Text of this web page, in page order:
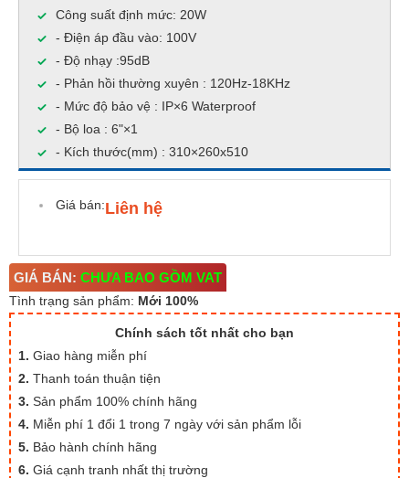
Công suất định mức: 20W
- Điện áp đầu vào: 100V
- Độ nhạy :95dB
- Phản hồi thường xuyên : 120Hz-18KHz
- Mức độ bảo vệ : IP×6 Waterproof
- Bộ loa : 6"×1
- Kích thước(mm) : 310×260x510
Giá bán:Liên hệ
GIÁ BÁN: CHƯA BAO GỒM VAT
Tình trạng sản phẩm: Mới 100%
Chính sách tốt nhất cho bạn
1. Giao hàng miễn phí
2. Thanh toán thuận tiện
3. Sản phẩm 100% chính hãng
4. Miễn phí 1 đổi 1 trong 7 ngày với sản phẩm lỗi
5. Bảo hành chính hãng
6. Giá cạnh tranh nhất thị trường